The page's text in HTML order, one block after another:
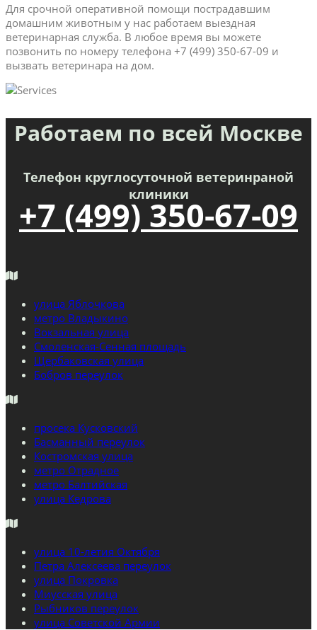
Для срочной оперативной помощи пострадавшим
домашним животным у нас работаем выездная
ветеринарная служба. В любое время вы можете
позвонить по номеру телефона +7 (499) 350-67-09 и
вызвать ветеринара на дом.
Работаем по всей Москве
Телефон круглосуточной ветеринраной
клиники
+7 (499) 350-67-09
улица Яблочкова
метро Владыкино
Вокзальная улица
Смоленская-Сенная площадь
Щербаковская улица
Бобров переулок
просека Кусковский
Басманный переулок
Костромская улица
метро Отрадное
метро Балтийская
улица Кедрова
улица 10-летия Октября
Петра Алексеева переулок
улица Покровка
Миусская улица
Рыбников переулок
улица Советской Армии